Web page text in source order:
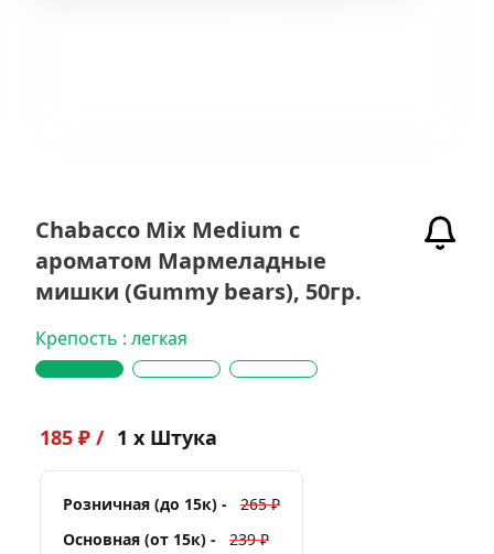
Chabacco Mix Medium с
ароматом Мармеладные
мишки (Gummy bears), 50гр.
Крепость : легкая
185 ₽ / 1 x Штука
Розничная (до 15к) -
265 ₽
Основная (от 15к) -
239 ₽